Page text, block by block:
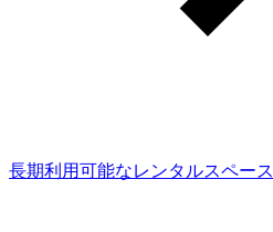
長期利用可能なレンタルスペース